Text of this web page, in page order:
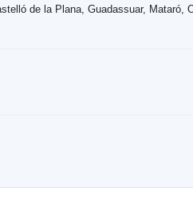
de la Plana, Guadassuar, Mataró,